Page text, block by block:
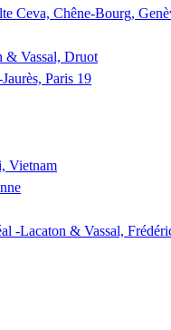
Ceva, Chêne-Bourg,
& Vassal, Druot
Paris 19
Vietnam
-Lacaton & Vassal,